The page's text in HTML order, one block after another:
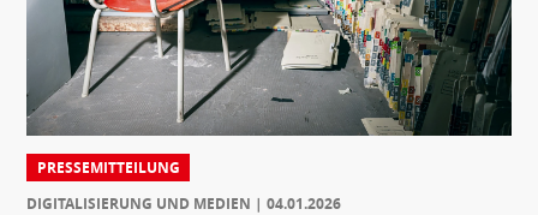
PRESSEMITTEILUNG
DIGITALISIERUNG UND MEDIEN
04.01.2026